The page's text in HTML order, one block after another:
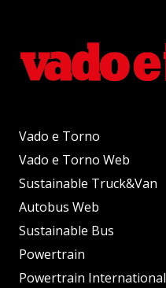
Vado e Torno
Vado e Torno Web
Sustainable Truck&Van
Autobus Web
Sustainable Bus
Powertrain
Powertrain International